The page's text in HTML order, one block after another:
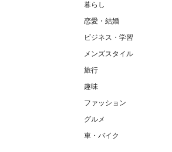
暮らし
恋愛・結婚
ビジネス・学習
メンズスタイル
旅行
趣味
ファッション
グルメ
車・バイク